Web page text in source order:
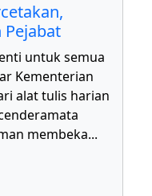
Pejabat
untuk semua
Kementerian
alat tulis harian
membeka...